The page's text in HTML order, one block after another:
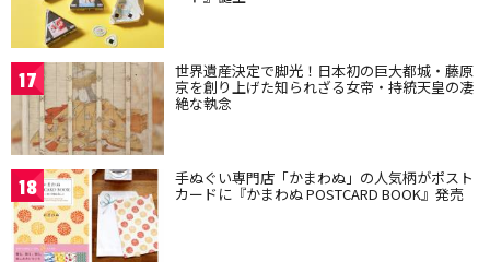
17 世界遺産決定で脚光！日本初の巨大都城・藤原
京を創り上げた知られざる女帝・持統天皇の凄
絶な執念
18 手ぬぐい専門店「かまわぬ」の人気柄がポスト
カードに『かまわぬ POSTCARD BOOK』発売